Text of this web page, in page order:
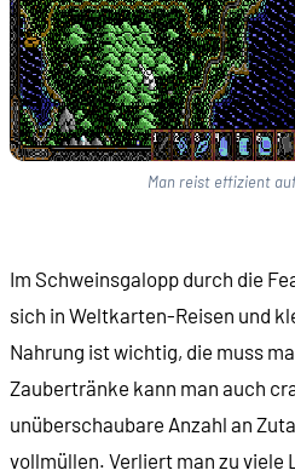
Man reist effizient
Im Schweinsgalopp durch die
sich in Weltkarten-Reisen und
Nahrung ist wichtig, die muss
Zaubertränke kann man auch
unüberschaubare Anzahl an
vollmüllen. Verliert man zu